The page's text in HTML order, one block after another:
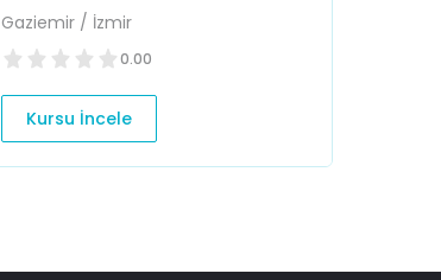
Gaziemir / İzmir
0.00
Kursu İncele